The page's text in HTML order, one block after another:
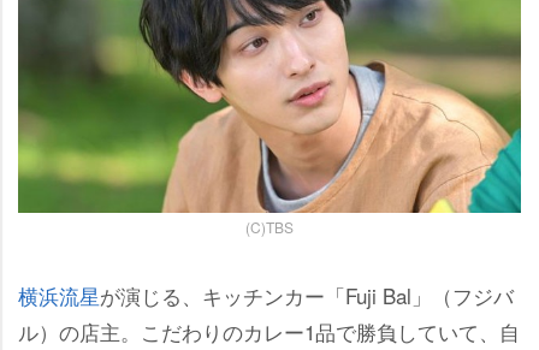
(C)TBS
横浜流星が演じる、キッチンカー「Fuji Bal」（フジバ
ル）の店主。こだわりのカレー1品で勝負していて、自